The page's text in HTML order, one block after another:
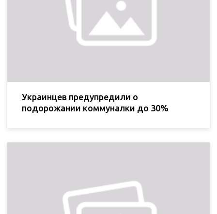
Украинцев предупредили о
подорожании коммуналки до 30%